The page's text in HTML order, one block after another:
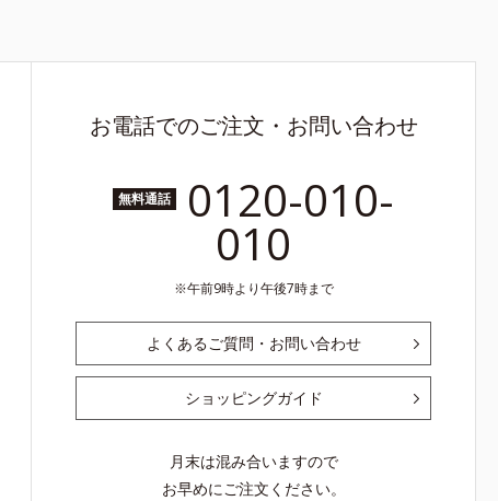
お電話でのご注文・お問い合わせ
無料通話 0120-010-
010
午前9時より午後7時まで
よくあるご質問・お問い合わせ
ショッピングガイド
月末は混み合いますので
お早めにご注文ください。